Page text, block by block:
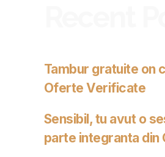
Tambur gratuite on
Oferte Verificate
Sensibil, tu avut o
parte integranta din